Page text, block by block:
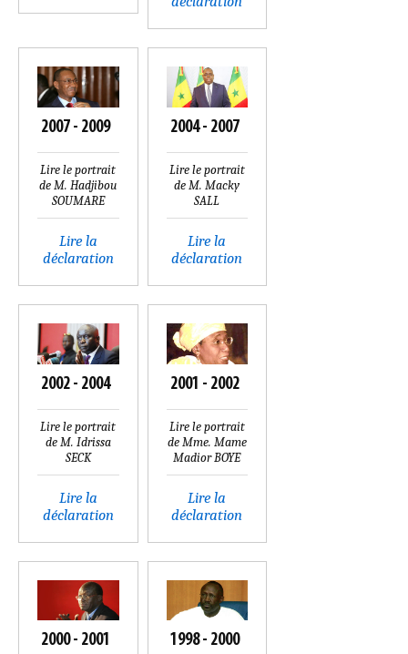
2007 - 2009
Lire le portrait
de M. Hadjibou
SOUMARE
Lire la
déclaration
2004 - 2007
Lire le portrait
de M. Macky
SALL
Lire la
déclaration
2002 - 2004
Lire le portrait
de M. Idrissa
SECK
Lire la
déclaration
2001 - 2002
Lire le portrait
de Mme. Mame
Madior BOYE
Lire la
déclaration
2000 - 2001 1998 - 2000